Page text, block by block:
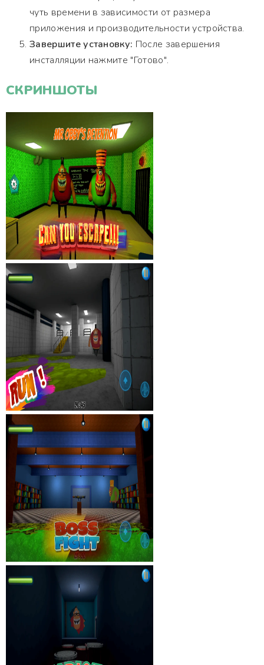
чуть времени в зависимости от размера
приложения и производительности устройства.
Завершите установку: После завершения
инсталляции нажмите "Готово".
СКРИНШОТЫ